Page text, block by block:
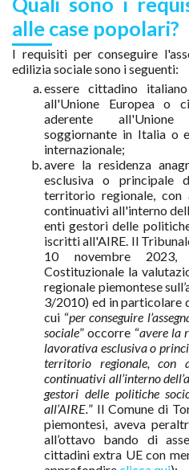
alle case popolari?
I requisiti per conseguire
edilizia sociale sono i seguenti:
essere cittadino
all'Unione Europea o
aderente all'Unione
soggiornante in Italia o
internazionale;
avere la residenza
esclusiva o principale
territorio regionale, con
continuativi all'interno
enti gestori delle
iscritti all'AIRE. Il
10 novembre
Costituzionale la
regionale piemontese
3/2010) ed in particolare
cui “per conseguire
sociale” occorre “avere la
lavorativa esclusiva o
territorio regionale, con
continuativi all’interno
gestori delle politiche
all’AIRE.” Il Comune di
piemontesi, aveva
all’ottavo bando di
cittadini extra UE con